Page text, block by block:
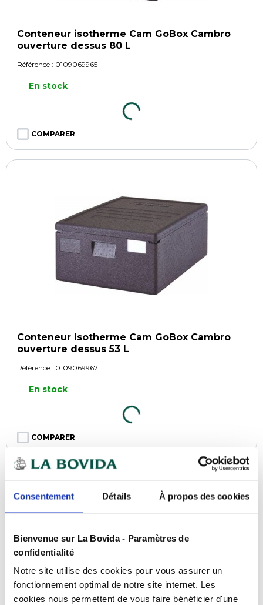
Consentement Détails À propos des cookies
Bienvenue sur La Bovida - Paramètres de
confidentialité
Notre site utilise des cookies pour vous assurer un
fonctionnement optimal de notre site internet. Les
cookies nous permettent de vous faire bénéficier d'une
Conteneur isotherme Cam GoBox Cambro
ouverture dessus 80 L
Référence : 0109069965
En stock
COMPARER
Conteneur isotherme Cam GoBox Cambro
ouverture dessus 53 L
Référence : 0109069967
En stock
COMPARER